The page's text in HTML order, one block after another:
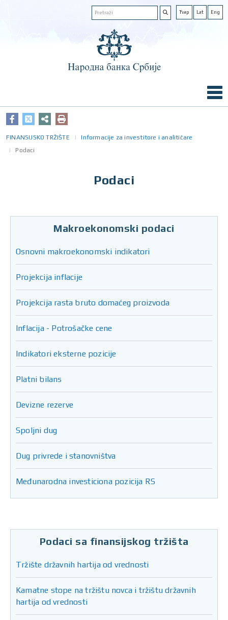
Ћир Lat Eng
FINANSIJSKO TRŽIŠTE
Informacije za investitore i analitičare
Podaci
Podaci
Makroekonomski podaci
Osnovni makroekonomski indikatori
Projekcija inflacije
Projekcija rasta bruto domaćeg proizvoda
Inflacija - Potrošačke cene
Indikatori eksterne pozicije
Platni bilans
Devizne rezerve
Spoljni dug
Dug privrede i stanovništva
Međunarodna investiciona pozicija RS
Podaci sa finansijskog tržišta
Tržište državnih hartija od vrednosti
Kamatne stope na tržištu novca i tržištu državnih
hartija od vrednosti